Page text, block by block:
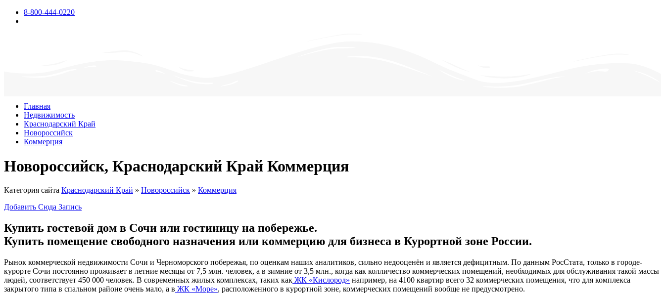
8-800-444-0220
Главная
Недвижимость
Краснодарский Край
Новороссийск
Коммерция
Новороссийск, Краснодарский Край Коммерция
Категория сайта Краснодарский Край » Новороссийск » Коммерция
Добавить Сюда Запись
Купить гостевой дом в Сочи или гостиницу на побережье.
Купить помещение свободного назначения или коммерцию для бизнеса в Курортной зоне России.
Рынок коммерческой недвижимости Сочи и Черноморского побережья, по оценкам наших аналитиков, сильно недооценён и является дефицитным. По данным РосСтата, только в городе-
курорте Сочи постоянно проживает в летние месяцы от 7,5 млн. человек, а в зимние от 3,5 млн., когда как колличество коммерческих помещений, необходимых для обслуживания такой массы
людей, соответствует 450 000 человек. В современных жилых комплексах, таких как ЖК «Кислород» например, на 4100 квартир всего 32 коммерческих помещения, что для комплекса
закрытого типа в спальном районе очень мало, а в ЖК «Море», расположенного в курортной зоне, коммерческих помещений вообще не предусмотрено.